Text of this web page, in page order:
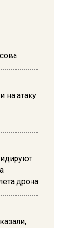
на атаку
дрона